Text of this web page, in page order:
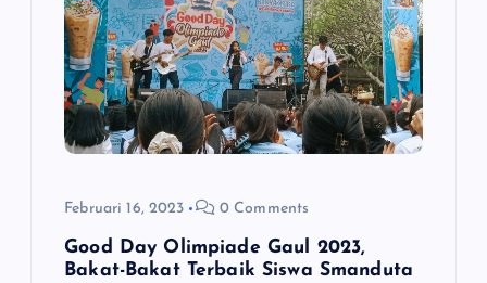
Februari 16, 2023 0 Comments
Good Day Olimpiade Gaul 2023,
Bakat-Bakat Terbaik Siswa Smanduta